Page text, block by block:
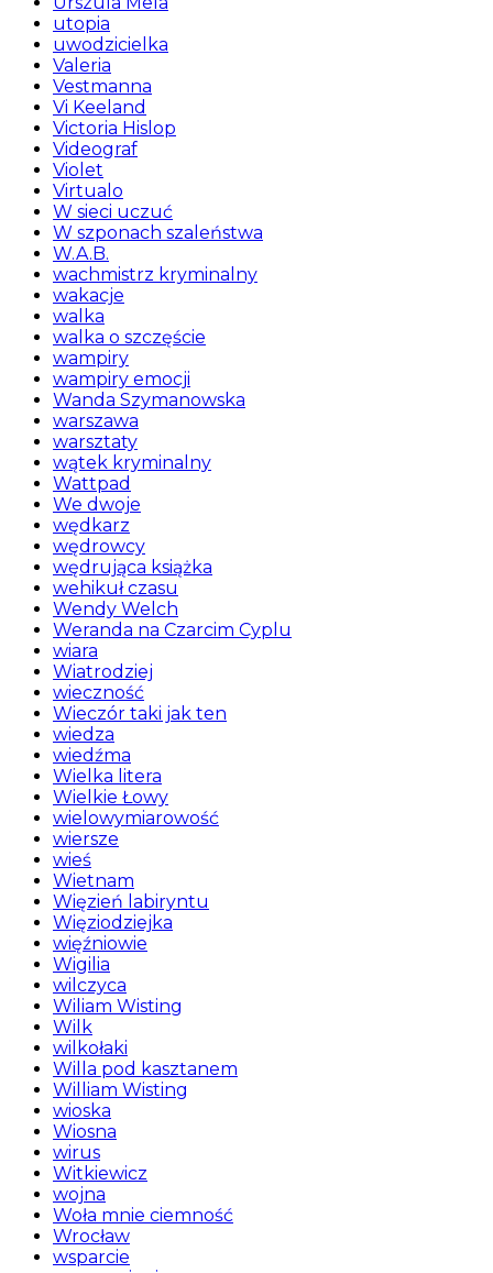
utopia
uwodzicielka
Valeria
Vestmanna
Vi Keeland
Victoria Hislop
Videograf
Violet
Virtualo
W sieci uczuć
W szponach szaleństwa
W.A.B.
wachmistrz kryminalny
wakacje
walka
walka o szczęście
wampiry
wampiry emocji
Wanda Szymanowska
warszawa
warsztaty
wątek kryminalny
Wattpad
We dwoje
wędkarz
wędrowcy
wędrująca książka
wehikuł czasu
Wendy Welch
Weranda na Czarcim Cyplu
wiara
Wiatrodziej
wieczność
Wieczór taki jak ten
wiedza
wiedźma
Wielka litera
Wielkie Łowy
wielowymiarowość
wiersze
wieś
Wietnam
Więzień labiryntu
Więziodziejka
więźniowie
Wigilia
wilczyca
Wiliam Wisting
Wilk
wilkołaki
Willa pod kasztanem
William Wisting
wioska
Wiosna
wirus
Witkiewicz
wojna
Woła mnie ciemność
Wrocław
wsparcie